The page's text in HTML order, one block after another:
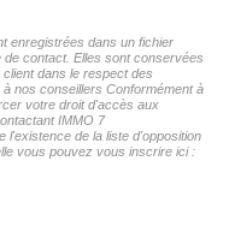
enregistrées dans un fichier
contact. Elles sont conservées
dans le respect des
nos conseillers Conformément à
votre droit d'accès aux
IMMO 7
l'existence de la liste d'opposition
vous pouvez vous inscrire ici :